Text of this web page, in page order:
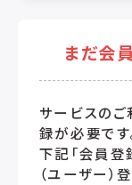
まだ会
サービスの
録が必要です
下記「会員登
（ユーザー）